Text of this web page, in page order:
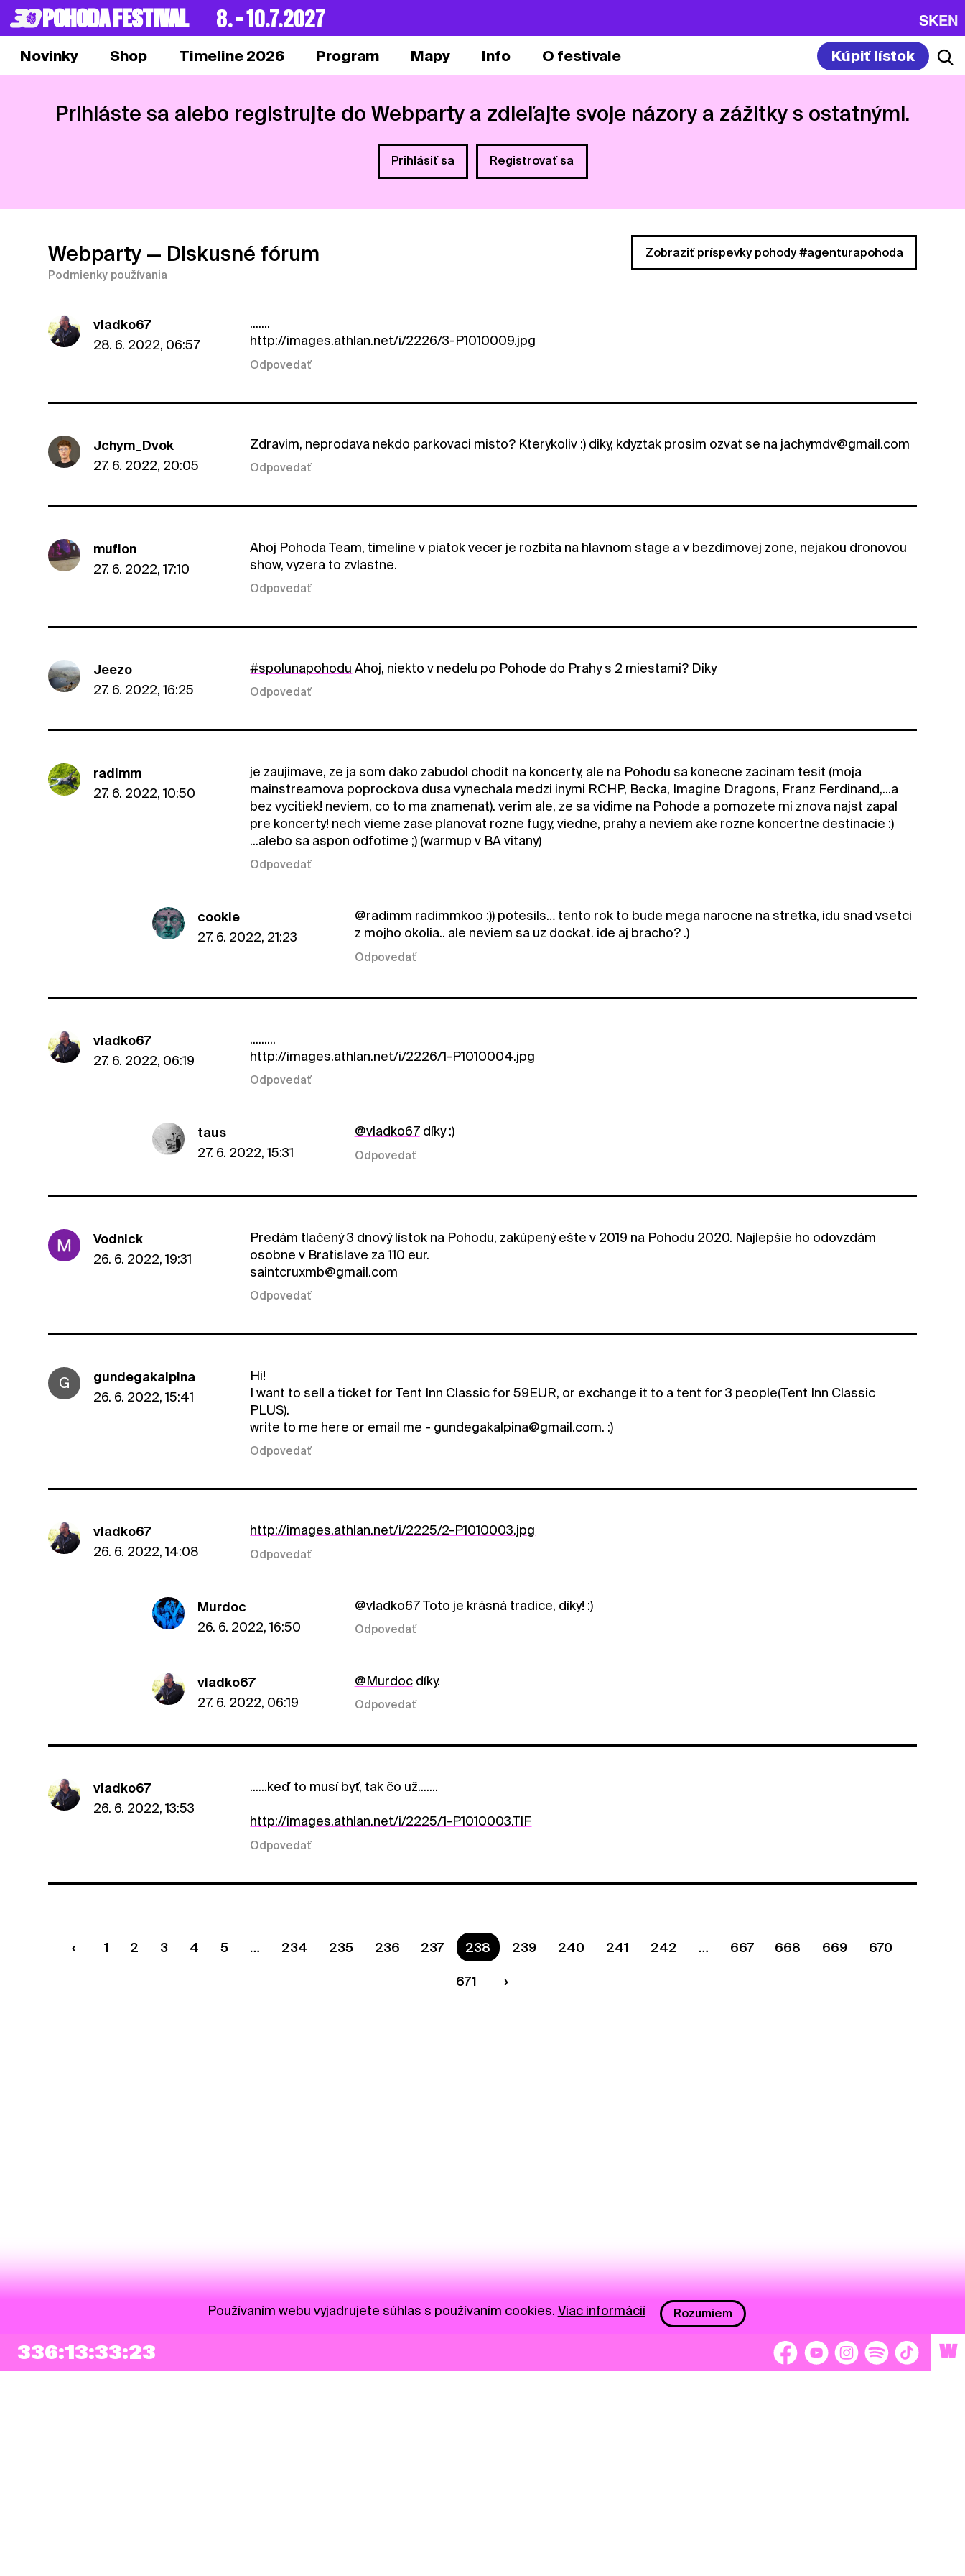
POHODA FESTIVAL 8. – 10.7.2027 SKEN
Novinky Shop Timeline 2026 Program Mapy Info O festivale Kúpiť lístok
Prihláste sa alebo registrujte do Webparty a zdieľajte svoje názory a zážitky s ostatnými.
Prihlásiť sa Registrovať sa
Webparty — Diskusné fórum
Podmienky používania
Zobraziť príspevky pohody #agenturapohoda
vladko67
28. 6. 2022, 06:57
.......
http://images.athlan.net/i/2226/3-P1010009.jpg
Odpovedať
Jchym_Dvok
27. 6. 2022, 20:05
Zdravim, neprodava nekdo parkovaci misto? Kterykoliv :) diky, kdyztak prosim ozvat se na jachymdv@gmail.com
Odpovedať
muflon
27. 6. 2022, 17:10
Ahoj Pohoda Team, timeline v piatok vecer je rozbita na hlavnom stage a v bezdimovej zone, nejakou dronovou
show, vyzera to zvlastne.
Odpovedať
Jeezo
27. 6. 2022, 16:25
#spolunapohodu Ahoj, niekto v nedelu po Pohode do Prahy s 2 miestami? Diky
Odpovedať
radimm
27. 6. 2022, 10:50
je zaujimave, ze ja som dako zabudol chodit na koncerty, ale na Pohodu sa konecne zacinam tesit (moja
mainstreamova poprockova dusa vynechala medzi inymi RCHP, Becka, Imagine Dragons, Franz Ferdinand,...a
bez vycitiek! neviem, co to ma znamenat). verim ale, ze sa vidime na Pohode a pomozete mi znova najst zapal
pre koncerty! nech vieme zase planovat rozne fugy, viedne, prahy a neviem ake rozne koncertne destinacie :)
...alebo sa aspon odfotime ;) (warmup v BA vitany)
Odpovedať
cookie
27. 6. 2022, 21:23
@radimm radimmkoo :)) potesils… tento rok to bude mega narocne na stretka, idu snad vsetci
z mojho okolia.. ale neviem sa uz dockat. ide aj bracho? .)
Odpovedať
vladko67
27. 6. 2022, 06:19
.........
http://images.athlan.net/i/2226/1-P1010004.jpg
Odpovedať
taus
27. 6. 2022, 15:31
@vladko67díky :)
Odpovedať
Vodnick
26. 6. 2022, 19:31
Predám tlačený 3 dnový lístok na Pohodu, zakúpený ešte v 2019 na Pohodu 2020. Najlepšie ho odovzdám
osobne v Bratislave za 110 eur.
saintcruxmb@gmail.com
Odpovedať
G
gundegakalpina
26. 6. 2022, 15:41
Hi!
I want to sell a ticket for Tent Inn Classic for 59EUR, or exchange it to a tent for 3 people(Tent Inn Classic
PLUS).
write to me here or email me - gundegakalpina@gmail.com. :)
Odpovedať
vladko67
26. 6. 2022, 14:08
http://images.athlan.net/i/2225/2-P1010003.jpg
Odpovedať
Murdoc
26. 6. 2022, 16:50
@vladko67Toto je krásná tradice, díky! :)
Odpovedať
vladko67
27. 6. 2022, 06:19
@Murdocdíky.
Odpovedať
vladko67
26. 6. 2022, 13:53
......keď to musí byť, tak čo už.......
http://images.athlan.net/i/2225/1-P1010003.TIF
Odpovedať
1 2 3 4 5 234 235 236 237 Ste na strane
238 239 240 241 242 667 668 669 670
671
336:13:33:23 W
Používaním webu vyjadrujete súhlas s používaním cookies. Viac informácií Rozumiem